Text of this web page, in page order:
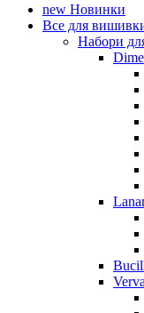
new Новинки
Все для
Набори